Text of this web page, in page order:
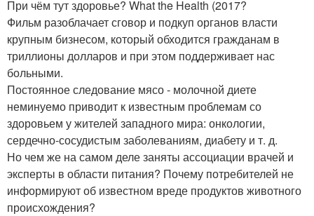
При чём тут здоровье? What the Health (2017?
Фильм разоблачает сговор и подкуп органов власти
крупным бизнесом, который обходится гражданам в
триллионы долларов и при этом поддерживает нас
больными.
Постоянное следование мясо - молочной диете
неминуемо приводит к известным проблемам со
здоровьем у жителей западного мира: онкологии,
сердечно-сосудистым заболеваниям, диабету и т. д.
Но чем же на самом деле заняты ассоциации врачей и
эксперты в области питания? Почему потребителей не
информируют об известном вреде продуктов животного
происхождения?